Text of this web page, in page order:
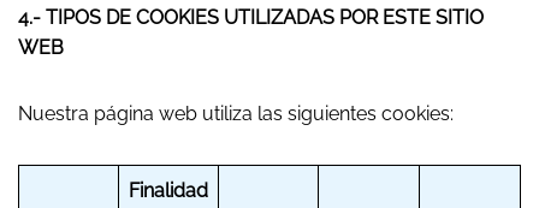
4.- TIPOS DE COOKIES UTILIZADAS POR ESTE SITIO
WEB
Nuestra página web utiliza las siguientes cookies:
Finalidad